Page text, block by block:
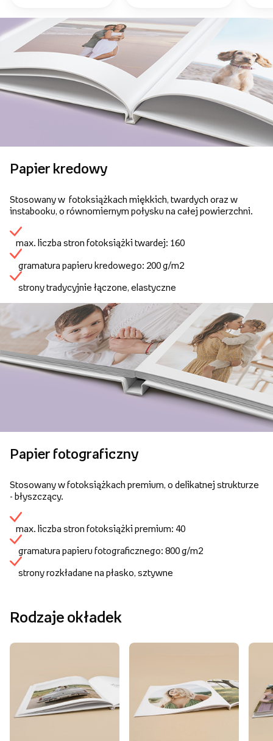
Papier kredowy
Stosowany w fotoksiążkach miękkich, twardych oraz w
instabooku, o równomiernym połysku na całej powierzchni.
max. liczba stron fotoksiążki twardej: 160
gramatura papieru kredowego: 200 g/m2
strony tradycyjnie łączone, elastyczne
Papier fotograficzny
Stosowany w fotoksiążkach premium, o delikatnej strukturze
- błyszczący.
max. liczba stron fotoksiążki premium: 40
gramatura papieru fotograficznego: 800 g/m2
strony rozkładane na płasko, sztywne
Rodzaje okładek